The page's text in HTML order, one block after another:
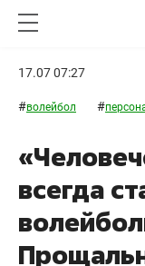
17.07 07:27
#волейбол #
всегда